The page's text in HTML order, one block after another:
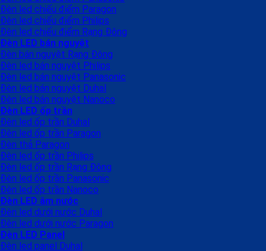
Đèn led chiếu điểm Paragon
Đèn led chiếu điểm Philips
Đèn led chiếu điểm Rạng Đông
Đèn LED bán nguyệt
Đèn bán nguyệt Rạng Đông
Đèn led bán nguyệt Philips
Đèn led bán nguyệt Panasonic
Đèn led bán nguyệt Duhal
Đèn led bán nguyệt Nanoco
Đèn LED ốp trần
Đèn led ốp trần Duhal
Đèn led ốp trần Paragon
Đèn thả Paragon
Đèn led ốp trần Philips
Đèn led ốp trần Rạng Đông
Đèn led ốp trần Panasonic
Đèn led ốp trần Nanoco
Đèn LED âm nước
Đèn led dưới nước Duhal
Đèn led dưới nước Paragon
Đèn LED Panel
Đèn led panel Duhal